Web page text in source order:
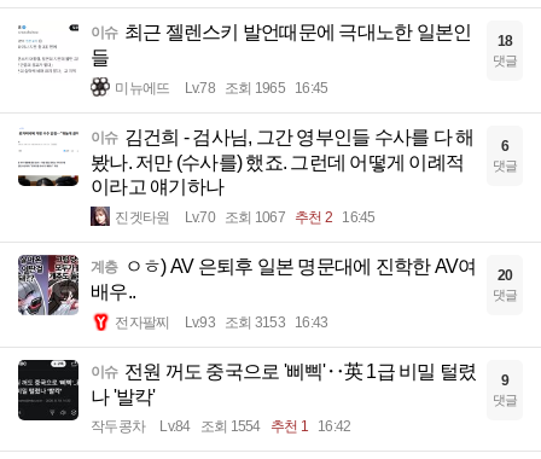
이슈 최근 젤렌스키 발언때문에 극대노한 일본인
들
미뉴에뜨 Lv.78 조회 1965 16:45
18
댓글
이슈 김건희 - 검사님, 그간 영부인들 수사를 다 해
봤나. 저만 (수사를) 했죠. 그런데 어떻게 이례적
이라고 얘기하나
진겟타원 Lv.70 조회 1067 추천 2 16:45
6
댓글
계층
ㅇㅎ) AV 은퇴후 일본 명문대에 진학한 AV여
배우..
전자팔찌 Lv.93 조회 3153 16:43
20
댓글
이슈 전원 꺼도 중국으로 '삐삑'‥英 1급 비밀 털렸
나 '발칵'
작두콩차 Lv.84 조회 1554 추천 1 16:42
9
댓글